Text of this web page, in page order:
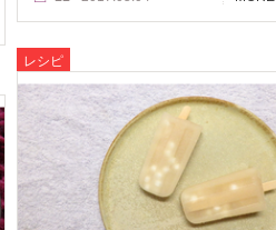
レシピ